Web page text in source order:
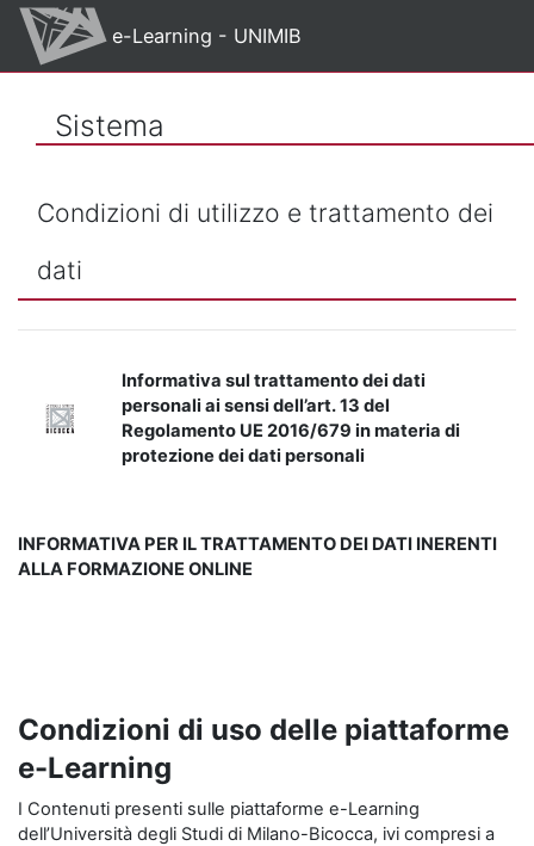
Vai al contenuto principale
e-Learning - UNIMIB
Sistema
Condizioni di utilizzo e trattamento dei
dati
Informativa sul trattamento dei dati
personali ai sensi dell’art. 13 del
Regolamento UE 2016/679 in materia di
protezione dei dati personali
INFORMATIVA PER IL TRATTAMENTO DEI DATI INERENTI
ALLA FORMAZIONE ONLINE
Condizioni di uso delle piattaforme
e-Learning
I Contenuti presenti sulle piattaforme e-Learning
dell’Università degli Studi di Milano-Bicocca, ivi compresi a